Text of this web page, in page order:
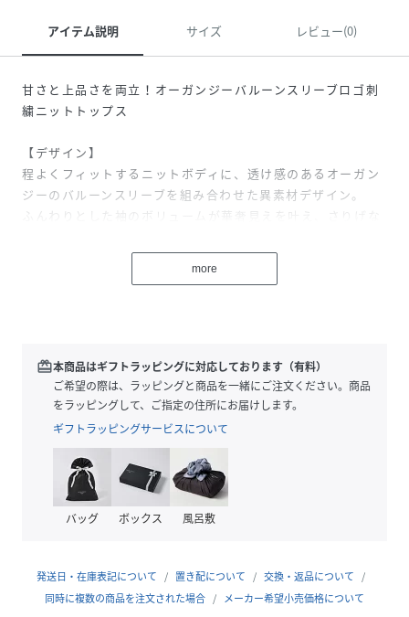
アイテム説明 サイズ レビュー(0)
甘さと上品さを両立！オーガンジーバルーンスリーブロゴ刺
繍ニットトップス
【デザイン】
程よくフィットするニットボディに、透け感のあるオーガン
ジーのバルーンスリーブを組み合わせた異素材デザイン。
ふんわりとした袖のボリュームが華奢見えを叶え、さりげな
甘さの中に今っぽさを感じる、韓国ムード漂う一枚です◎
【コーディネート】
ミニスカートやプリーツボトムで韓国ガーリーにまとめるの
はもちろん、デニム合わせで甘さを程よく引き算するのもお
すすめ♪
足元はローファーやバレエシューズで統一感を出すと、トレ
ンド感のあるスタイルに仕上がります！
＊＊＊＊＊＊＊＊＊＊＊＊＊＊＊＊＊＊＊＊＊＊
伸縮性：あり
＊＊＊＊＊＊＊＊＊＊＊＊＊＊＊＊＊＊＊＊＊＊
more
redeem本商品はギフトラッピングに対応しております（有料）
ご希望の際は、ラッピングと商品を一緒にご注文ください。商品
をラッピングして、ご指定の住所にお届けします。
ギフトラッピングサービスについて
バッグ ボックス 風呂敷
発送日・在庫表記について 置き配について
交換・返品について
同時に複数の商品を注文された場合
メーカー希望小売価格について